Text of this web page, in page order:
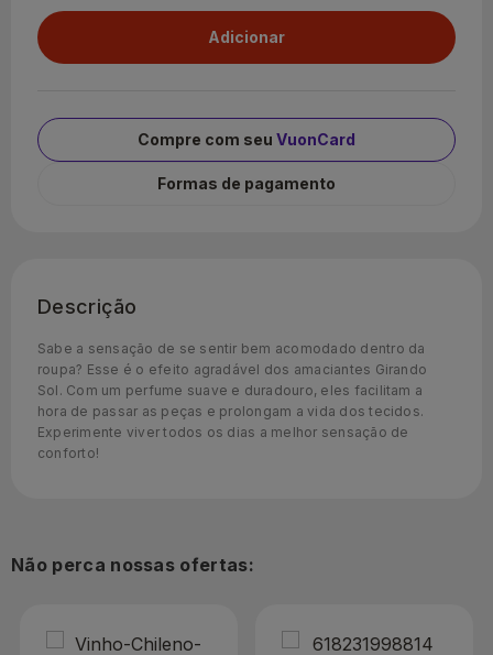
Compre com seu VuonCard
Formas de pagamento
Descrição
Sabe a sensação de se sentir bem acomodado dentro da
roupa? Esse é o efeito agradável dos amaciantes Girando
Sol. Com um perfume suave e duradouro, eles facilitam a
hora de passar as peças e prolongam a vida dos tecidos.
Experimente viver todos os dias a melhor sensação de
conforto!
Não perca nossas ofertas: